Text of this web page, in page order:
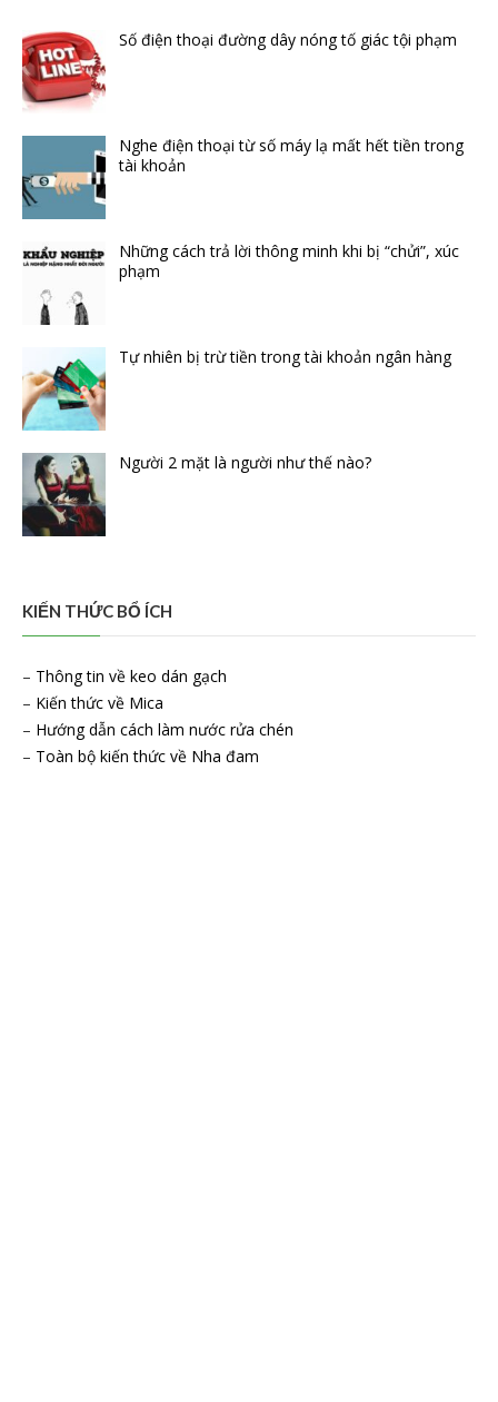
Số điện thoại đường dây nóng tố giác tội phạm
Nghe điện thoại từ số máy lạ mất hết tiền trong
tài khoản
Những cách trả lời thông minh khi bị “chửi”, xúc
phạm
Tự nhiên bị trừ tiền trong tài khoản ngân hàng
Người 2 mặt là người như thế nào?
KIẾN THỨC BỔ ÍCH
– Thông tin về keo dán gạch
– Kiến thức về Mica
– Hướng dẫn cách làm nước rửa chén
– Toàn bộ kiến thức về Nha đam